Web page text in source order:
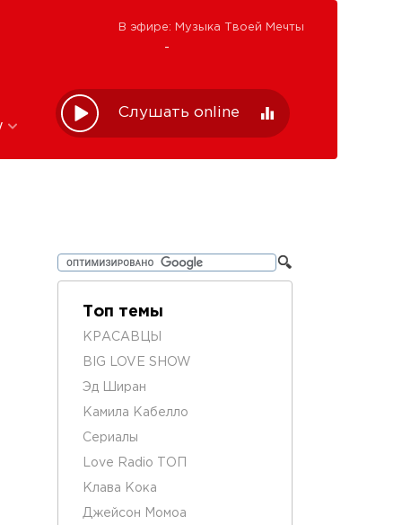
В эфире: Музыка Твоей Мечты
Слушать online
Топ темы
КРАСАВЦЫ
BIG LOVE SHOW
Эд Ширан
Камила Кабелло
Сериалы
Love Radio ТОП
Клава Кока
Джейсон Момоа